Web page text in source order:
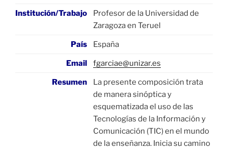
Institución/Trabajo
Profesor de la Universidad de
Zaragoza en Teruel
País España
Email fgarciae@unizar.es
Resumen
La presente composición trata
de manera sinóptica y
esquematizada el uso de las
Tecnologías de la Información y
Comunicación (TIC) en el mundo
de la enseñanza. Inicia su camino